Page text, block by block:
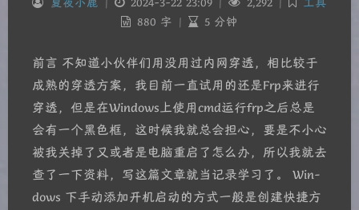
880 字 | 5 分钟
前言 不知道小伙伴们用没用过内网穿透，相比较于
成熟的穿透方案，我目前一直试用的还是Frp来进行
穿透，但是在Windows上使用cmd运行frp之后总是
会有一个黑色框，这时候我就总会担心，要是不小心
被我关掉了又或者是电脑重启了怎么办，所以我就去
查了一下资料，写这篇文章就当记录学习了。 Win­
dows 下手动添加开机启动的方式一般是创建快捷方